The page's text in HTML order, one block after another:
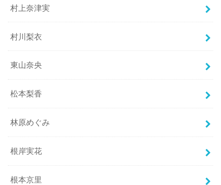
村上奈津実
村川梨衣
東山奈央
松本梨香
林原めぐみ
根岸実花
根本京里